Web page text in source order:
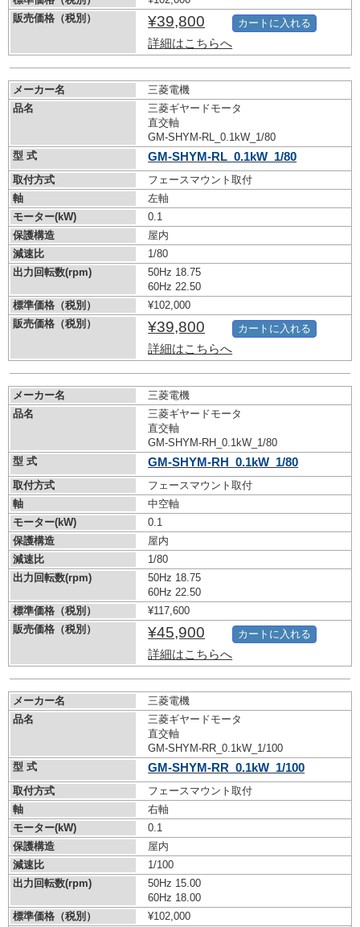
販売価格（税別）
¥39,800
詳細はこちらへ
カートに入れる
メーカー名
三菱電機
品名
三菱ギヤードモータ
直交軸
GM-SHYM-RL_0.1kW_1/80
型 式
GM-SHYM-RL_0.1kW_1/80
取付方式
フェースマウント取付
軸
左軸
モーター(kW)
0.1
保護構造
屋内
減速比
1/80
出力回転数(rpm)
50Hz 18.75
60Hz 22.50
標準価格（税別）
¥102,000
販売価格（税別）
¥39,800
詳細はこちらへ
カートに入れる
メーカー名
三菱電機
品名
三菱ギヤードモータ
直交軸
GM-SHYM-RH_0.1kW_1/80
型 式
GM-SHYM-RH_0.1kW_1/80
取付方式
フェースマウント取付
軸
中空軸
モーター(kW)
0.1
保護構造
屋内
減速比
1/80
出力回転数(rpm)
50Hz 18.75
60Hz 22.50
標準価格（税別）
¥117,600
販売価格（税別）
¥45,900
詳細はこちらへ
カートに入れる
メーカー名
三菱電機
品名
三菱ギヤードモータ
直交軸
GM-SHYM-RR_0.1kW_1/100
型 式
GM-SHYM-RR_0.1kW_1/100
取付方式
フェースマウント取付
軸
右軸
モーター(kW)
0.1
保護構造
屋内
減速比
1/100
出力回転数(rpm)
50Hz 15.00
60Hz 18.00
標準価格（税別）
¥102,000